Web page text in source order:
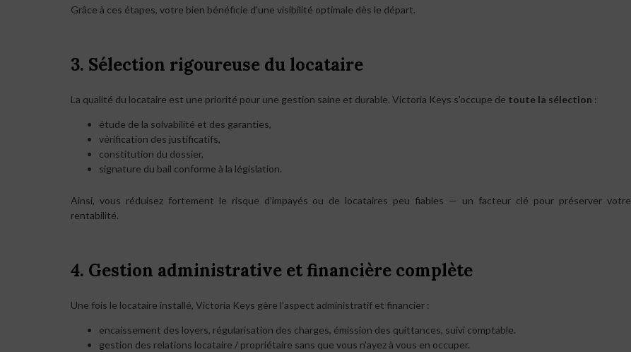
Grâce à ces étapes, votre bien bénéficie d’une visibilité optimale dès le départ.
3. Sélection rigoureuse du locataire
La qualité du locataire est une priorité pour une gestion saine et durable. Victoria Keys s’occupe de toute la sélection :
étude de la solvabilité et des garanties,
vérification des justificatifs,
constitution du dossier,
signature du bail conforme à la législation.
Ainsi, vous réduisez fortement le risque d’impayés ou de locataires peu fiables — un facteur clé pour préserver votre
rentabilité.
4. Gestion administrative et financière complète
Une fois le locataire installé, Victoria Keys gère l’aspect administratif et financier :
encaissement des loyers, régularisation des charges, émission des quittances, suivi comptable.
gestion des relations locataire / propriétaire sans que vous n’ayez à vous en occuper.